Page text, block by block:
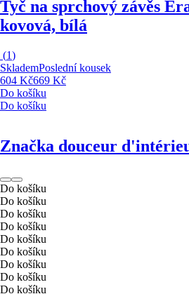
Tyč na sprchový závěs
kovová, bílá
(1)
SklademPoslední kousek
604 Kč669 Kč
Do košíku
Do košíku
Značka douceur
Do košíku
Do košíku
Do košíku
Do košíku
Do košíku
Do košíku
Do košíku
Do košíku
Do košíku